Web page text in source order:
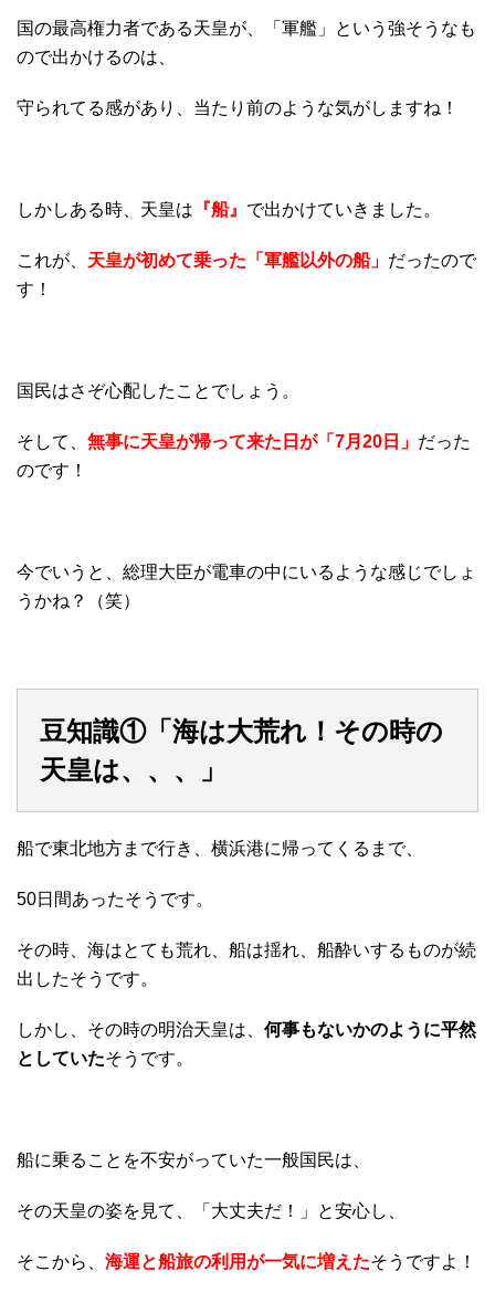
国の最高権力者である天皇が、「軍艦」という強そうなも
ので出かけるのは、
守られてる感があり、当たり前のような気がしますね！
しかしある時、天皇は 『船』 で出かけていきました。
これが、 天皇が初めて乗った「軍艦以外の船」 だったので
す！
国民はさぞ心配したことでしょう。
そして、 無事に天皇が帰って来た日が「7月20日」 だった
のです！
今でいうと、総理大臣が電車の中にいるような感じでしょ
うかね？（笑）
豆知識①「海は大荒れ！その時の
天皇は、、、」
船で東北地方まで行き、横浜港に帰ってくるまで、
50日間あったそうです。
その時、海はとても荒れ、船は揺れ、船酔いするものが続
出したそうです。
しかし、その時の明治天皇は、 何事もないかのように平然
としていたそうです。
船に乗ることを不安がっていた一般国民は、
その天皇の姿を見て、「大丈夫だ！」と安心し、
そこから、 海運と船旅の利用が一気に増えたそうですよ！